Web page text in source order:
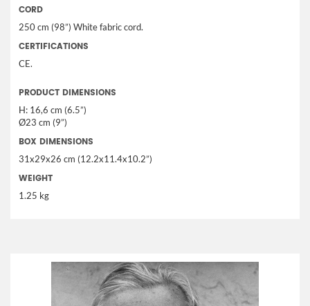
CORD
250 cm (98”) White fabric cord.
CERTIFICATIONS
CE.
PRODUCT DIMENSIONS
H: 16,6 cm (6.5”)
Ø23 cm (9”)
BOX DIMENSIONS
31x29x26 cm (12.2x11.4x10.2”)
WEIGHT
1.25 kg